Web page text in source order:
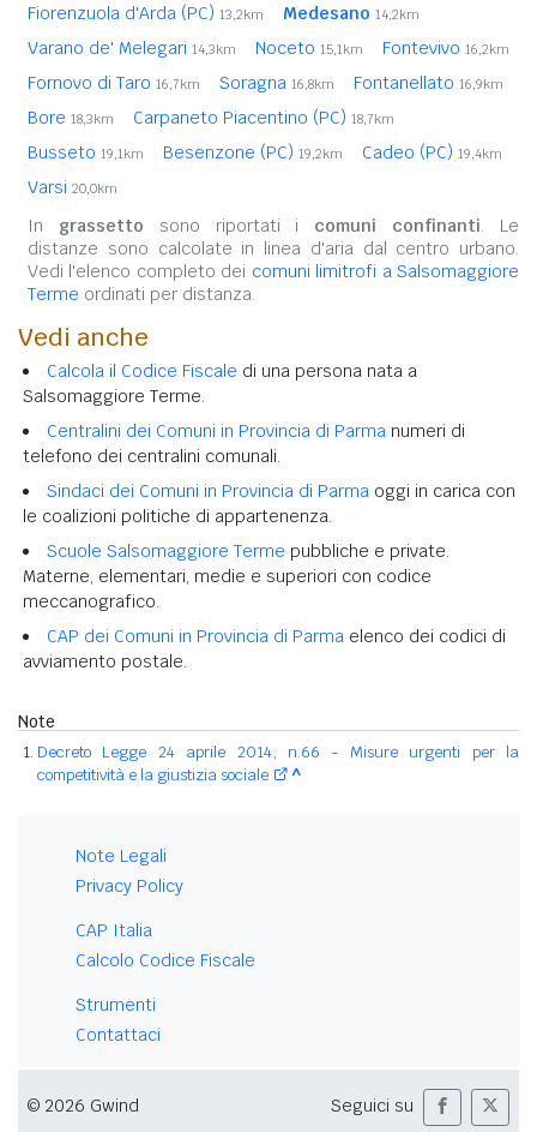
Fiorenzuola d'Arda (PC) 13,2km Medesano 14,2km
Varano de' Melegari 14,3km Noceto 15,1km Fontevivo 16,2km
Fornovo di Taro 16,7km Soragna 16,8km Fontanellato 16,9km
Bore 18,3km Carpaneto Piacentino (PC) 18,7km
Busseto 19,1km Besenzone (PC) 19,2km Cadeo (PC) 19,4km
Varsi 20,0km
In grassetto sono riportati i comuni confinanti. Le
distanze sono calcolate in linea d'aria dal centro urbano.
Vedi l'elenco completo dei comuni limitrofi a Salsomaggiore
Terme ordinati per distanza.
Vedi anche
Calcola il Codice Fiscale di una persona nata a
Salsomaggiore Terme.
Centralini dei Comuni in Provincia di Parma numeri di
telefono dei centralini comunali.
Sindaci dei Comuni in Provincia di Parma oggi in carica con
le coalizioni politiche di appartenenza.
Scuole Salsomaggiore Terme pubbliche e private.
Materne, elementari, medie e superiori con codice
meccanografico.
CAP dei Comuni in Provincia di Parma elenco dei codici di
avviamento postale.
Note
Decreto Legge 24 aprile 2014, n.66 - Misure urgenti per la
competitività e la giustizia sociale
^
Note Legali
Privacy Policy
CAP Italia
Calcolo Codice Fiscale
Strumenti
Contattaci
© 2026 Gwind Seguici su